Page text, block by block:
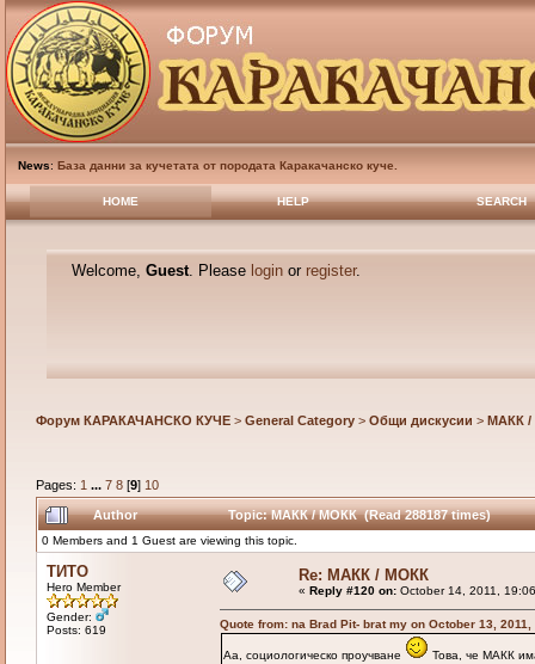
News: База данни за кучетата от породата Каракачанско куче.
HOME HELP SEARCH
Welcome, Guest. Please loginor register.
Форум КАРАКАЧАНСКО КУЧЕ> General Category> Общи дискусии > МАКК /
Pages: 1 ... 7 8[9] 10
Author Topic: МАКК / МОКК (Read 288187 times)
0 Members and 1 Guest are viewing this topic.
ТИТО
Hero Member
Gender:
Posts: 619
Re: МАКК / МОКК
« Reply #120 on:October 14, 2011,
Quote from: na Brad Pit- brat my on October 13, 2011,
Аа, социологическо проучване
Това, че МАКК